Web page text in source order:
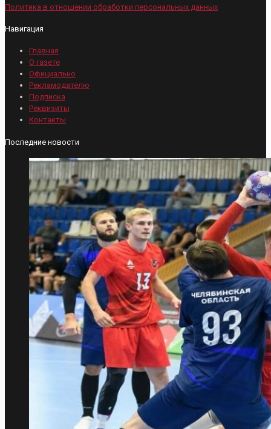
Политика в отношении обработки персональных данных
Навигация
Главная
О газете
Официально
Рекламодателю
Подписка
Реквизиты
Контакты
Последние новости